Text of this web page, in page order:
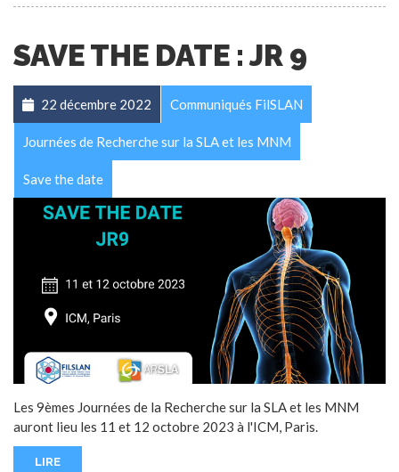
SAVE THE DATE : JR 9
22 décembre 2022 Communiqués FilSLAN
Journées de Recherche sur la SLA et les MNM
Save the date
Les 9èmes Journées de la Recherche sur la SLA et les MNM
auront lieu les 11 et 12 octobre 2023 à l'ICM, Paris.
LIRE